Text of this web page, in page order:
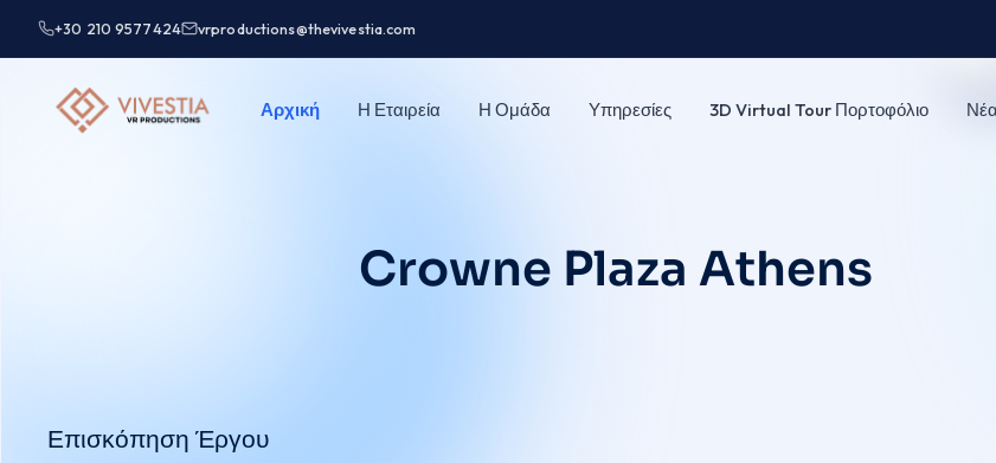
+30 210 9577424 vrproductions@thevivestia.com
Αρχική Η Εταιρεία Η Ομάδα Υπηρεσίες 3D Virtual Tour Πορτοφόλιο
Crowne Plaza Athens
Επισκόπηση Έργου